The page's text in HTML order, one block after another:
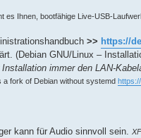
es Ihnen, bootfähige Live-USB-
>> https://
(Debian GNU/Linux –
immer den LAN-
fork of Debian without systemd
kann für Audio sinnvoll sein.